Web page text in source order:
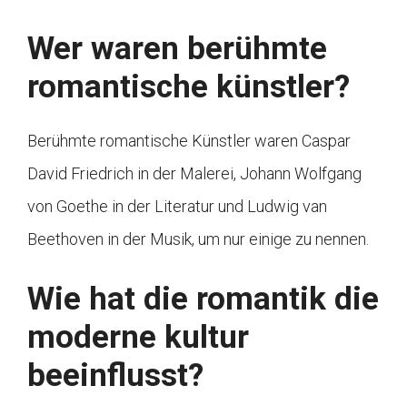
Wer waren berühmte
romantische künstler?
Berühmte romantische Künstler waren Caspar
David Friedrich in der Malerei, Johann Wolfgang
von Goethe in der Literatur und Ludwig van
Beethoven in der Musik, um nur einige zu nennen.
Wie hat die romantik die
moderne kultur
beeinflusst?